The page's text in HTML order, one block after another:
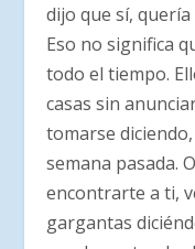
dijo que sí,
Eso no significa
todo el tiempo.
casas sin
tomarse
semana pasada.
encontrarte a ti,
gargantas